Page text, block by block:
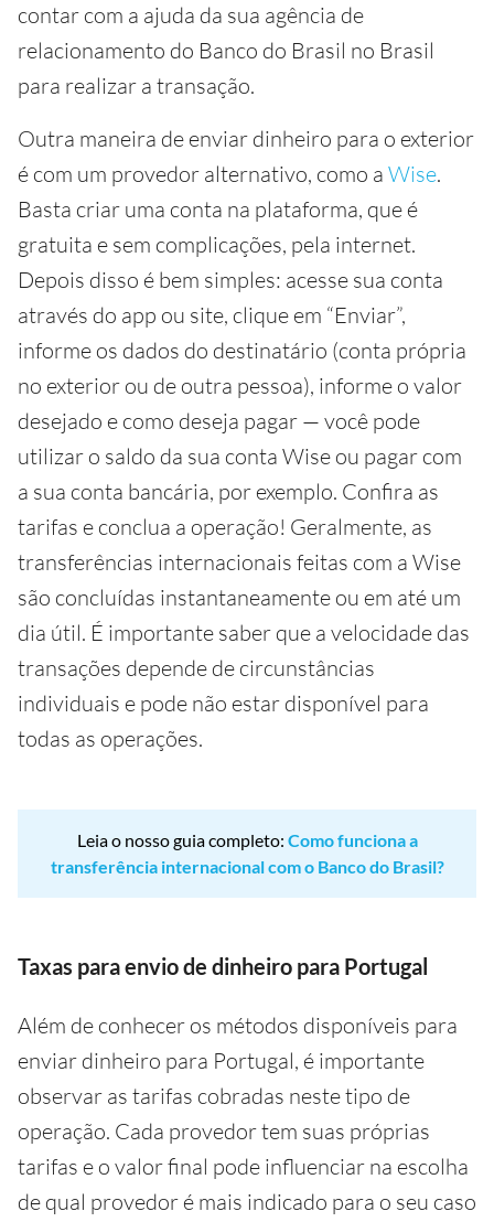
contar com a ajuda da sua agência de
relacionamento do Banco do Brasil no Brasil
para realizar a transação.
Outra maneira de enviar dinheiro para o exterior
é com um provedor alternativo, como a Wise.
Basta criar uma conta na plataforma, que é
gratuita e sem complicações, pela internet.
Depois disso é bem simples: acesse sua conta
através do app ou site, clique em “Enviar”,
informe os dados do destinatário (conta própria
no exterior ou de outra pessoa), informe o valor
desejado e como deseja pagar — você pode
utilizar o saldo da sua conta Wise ou pagar com
a sua conta bancária, por exemplo. Confira as
tarifas e conclua a operação! Geralmente, as
transferências internacionais feitas com a Wise
são concluídas instantaneamente ou em até um
dia útil. É importante saber que a velocidade das
transações depende de circunstâncias
individuais e pode não estar disponível para
todas as operações.
Leia o nosso guia completo: Como funciona a
transferência internacional com o Banco do Brasil?
Taxas para envio de dinheiro para Portugal
Além de conhecer os métodos disponíveis para
enviar dinheiro para Portugal, é importante
observar as tarifas cobradas neste tipo de
operação. Cada provedor tem suas próprias
tarifas e o valor final pode influenciar na escolha
de qual provedor é mais indicado para o seu caso